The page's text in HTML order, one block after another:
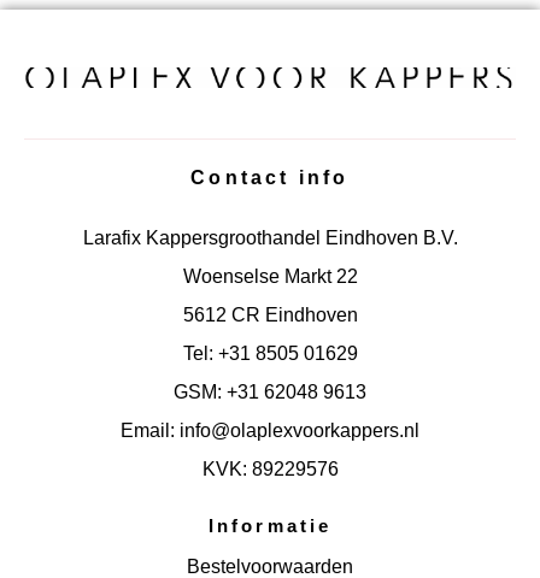
Contact info
Larafix Kappersgroothandel Eindhoven B.V.
Woenselse Markt 22
5612 CR Eindhoven
Tel: +31 8505 01629
GSM: +31 62048 9613
Email: info@olaplexvoorkappers.nl
KVK: 89229576
Informatie
Bestelvoorwaarden